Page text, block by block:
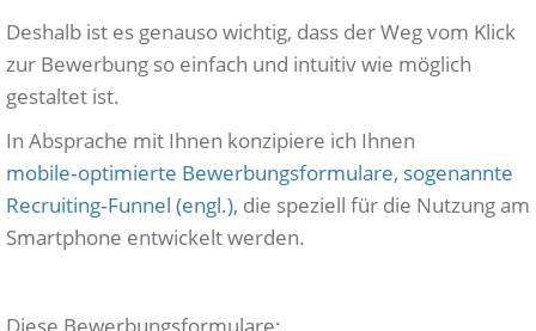
Deshalb ist es genauso wichtig, dass der Weg vom Klick
zur Bewerbung so einfach und intuitiv wie möglich
gestaltet ist.
In Absprache mit Ihnen konzipiere ich Ihnen
mobile‑optimierte Bewerbungsformulare, sogenannte
Recruiting‑Funnel (engl.), die speziell für die Nutzung am
Smartphone entwickelt werden.
Diese Bewerbungsformulare: